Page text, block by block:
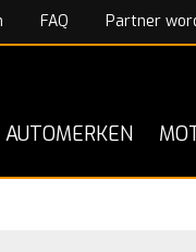
FAQ Partner
AUTOMERKEN